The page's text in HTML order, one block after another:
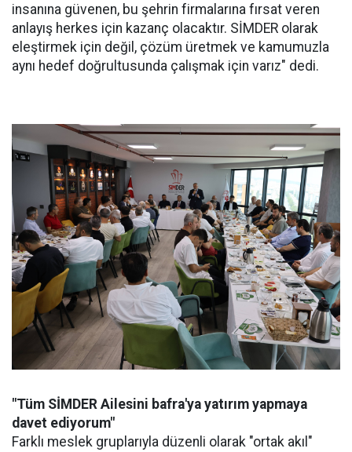
insanına güvenen, bu şehrin firmalarına fırsat veren
anlayış herkes için kazanç olacaktır. SİMDER olarak
eleştirmek için değil, çözüm üretmek ve kamumuzla
aynı hedef doğrultusunda çalışmak için varız" dedi.
"Tüm SİMDER Ailesini bafra'ya yatırım yapmaya
davet ediyorum"
Farklı meslek gruplarıyla düzenli olarak "ortak akıl"